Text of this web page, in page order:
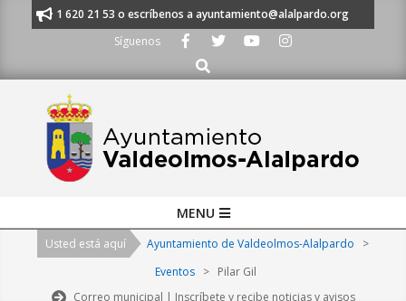
al 91 620 21 53 o escríbenos a ayuntamiento@alalpardo.org
Síguenos
Buscar
Navigation
MENU
Usted está aquí Ayuntamiento de Valdeolmos-Alalpardo
>
Eventos > Pilar Gil
Correo municipal | Inscríbete y recibe noticias y avisos